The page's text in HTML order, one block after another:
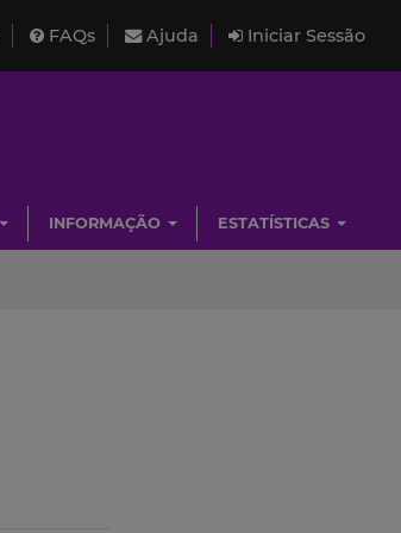
FAQs Ajuda Iniciar Sessão
INFORMAÇÃO ESTATÍSTICAS